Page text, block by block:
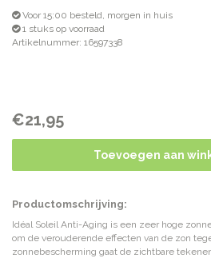
Voor 15:00 besteld, morgen in huis
1 stuks op voorraad
Artikelnummer: 16597338
€21,95
Toevoegen aan
Productomschrijving:
Idéal Soleil Anti-Aging is een zeer hoge
om de verouderende effecten van de zon
zonnebescherming gaat de zichtbare